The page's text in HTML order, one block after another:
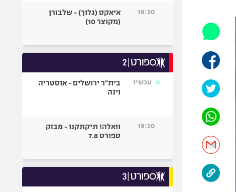
אופניים
כדורמים
פוטבול אמריקאי NFL
בייסבול MLB
ספורט אתגרי
גיימינג E-Sports
18:50
איאקס (גלוך) - שלבורן
(מקוצר 10)
עכשיו
בית"ר ירושלים - אוסטריה
וינה
19:20
וואלה! תיקתקנו - מבזק
ספורט 7.8